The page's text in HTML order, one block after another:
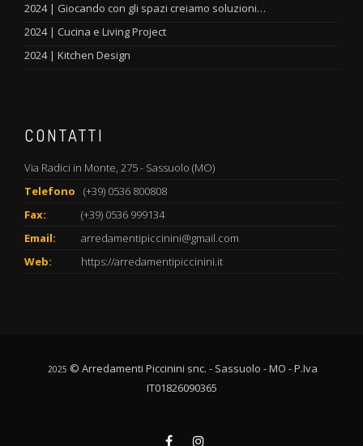
2024 | Giocando con gli spazi creiamo soluzioni…
2024 | Cucina e Living Project
2024 | Kitchen Design
CONTATTI
Via Radici in Monte, 275 - Sassuolo (MO)
Telefono
(+39) 0536 800808
Fax:
(+39) 0536 999134
Email:
arredamentipiccinini@gmail.com
Web:
https://arredamentipiccinini.it
2025 © Arredamenti Piccinini snc. - Sassuolo - MO - P.Iva
IT01826090365